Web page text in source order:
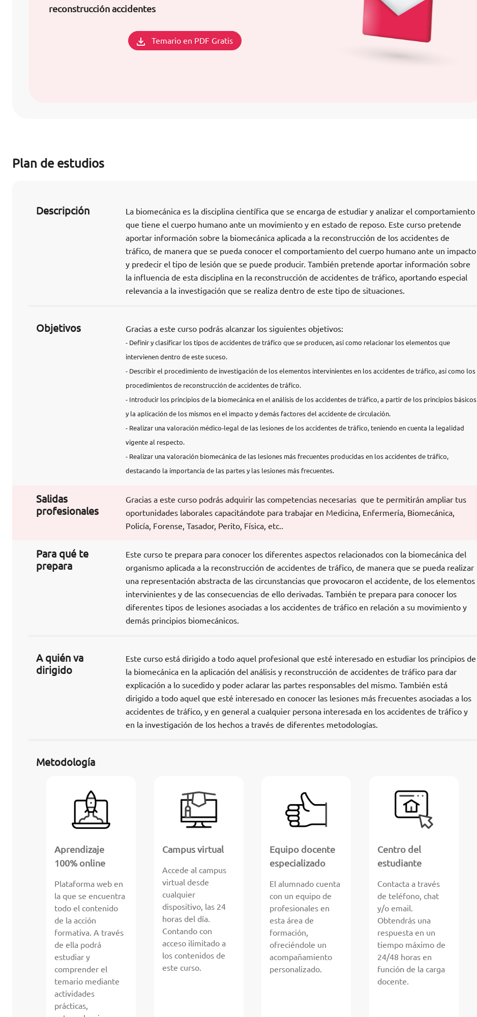
reconstrucción accidentes
Temario en PDF Gratis
Plan de estudios
Descripción
La biomecánica es la disciplina científica que se encarga de estudiar y analizar el comportamiento
que tiene el cuerpo humano ante un movimiento y en estado de reposo. Este curso pretende
aportar información sobre la biomecánica aplicada a la reconstrucción de los accidentes de
tráfico, de manera que se pueda conocer el comportamiento del cuerpo humano ante un impacto
y predecir el tipo de lesión que se puede producir. También pretende aportar información sobre
la influencia de esta disciplina en la reconstrucción de accidentes de tráfico, aportando especial
relevancia a la investigación que se realiza dentro de este tipo de situaciones.
Objetivos Gracias a este curso podrás alcanzar los siguientes objetivos:
- Definir y clasificar los tipos de accidentes de tráfico que se producen, así como relacionar los elementos que
intervienen dentro de este suceso.
- Describir el procedimiento de investigación de los elementos intervinientes en los accidentes de tráfico, así como los
procedimientos de reconstrucción de accidentes de tráfico.
- Introducir los principios de la biomecánica en el análisis de los accidentes de tráfico, a partir de los principios básicos
y la aplicación de los mismos en el impacto y demás factores del accidente de circulación.
- Realizar una valoración médico-legal de las lesiones de los accidentes de tráfico, teniendo en cuenta la legalidad
vigente al respecto.
- Realizar una valoración biomecánica de las lesiones más frecuentes producidas en los accidentes de tráfico,
destacando la importancia de las partes y las lesiones más frecuentes.
Salidas
profesionales
Gracias a este curso podrás adquirir las competencias necesarias que te permitirán ampliar tus
oportunidades laborales capacitándote para trabajar en Medicina, Enfermería, Biomecánica,
Policía, Forense, Tasador, Perito, Física, etc..
Para qué te
prepara
Este curso te prepara para conocer los diferentes aspectos relacionados con la biomecánica del
organismo aplicada a la reconstrucción de accidentes de tráfico, de manera que se pueda realizar
una representación abstracta de las circunstancias que provocaron el accidente, de los elementos
intervinientes y de las consecuencias de ello derivadas. También te prepara para conocer los
diferentes tipos de lesiones asociadas a los accidentes de tráfico en relación a su movimiento y
demás principios biomecánicos.
A quién va
dirigido
Este curso está dirigido a todo aquel profesional que esté interesado en estudiar los principios de
la biomecánica en la aplicación del análisis y reconstrucción de accidentes de tráfico para dar
explicación a lo sucedido y poder aclarar las partes responsables del mismo. También está
dirigido a todo aquel que esté interesado en conocer las lesiones más frecuentes asociadas a los
accidentes de tráfico, y en general a cualquier persona interesada en los accidentes de tráfico y
en la investigación de los hechos a través de diferentes metodologías.
Metodología
Aprendizaje
100% online
Plataforma web en
la que se encuentra
todo el contenido
de la acción
formativa. A través
de ella podrá
estudiar y
comprender el
temario mediante
actividades
prácticas,
Campus virtual
Accede al campus
virtual desde
cualquier
dispositivo, las 24
horas del día.
Contando con
acceso ilimitado a
los contenidos de
este curso.
Equipo docente
especializado
El alumnado cuenta
con un equipo de
profesionales en
esta área de
formación,
ofreciéndole un
acompañamiento
personalizado.
Centro del
estudiante
Contacta a través
de teléfono, chat
y/o email.
Obtendrás una
respuesta en un
tiempo máximo de
24/48 horas en
función de la carga
docente.